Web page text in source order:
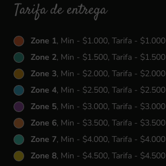
Tarifa de entrega
Zone 1, Min - $1.000, Tarifa - $1.000
Zone 2, Min - $1.500, Tarifa - $1.500
Zone 3, Min - $2.000, Tarifa - $2.000
Zone 4, Min - $2.500, Tarifa - $2.500
Zone 5, Min - $3.000, Tarifa - $3.000
Zone 6, Min - $3.500, Tarifa - $3.500
Zone 7, Min - $4.000, Tarifa - $4.000
Zone 8, Min - $4.500, Tarifa - $4.500